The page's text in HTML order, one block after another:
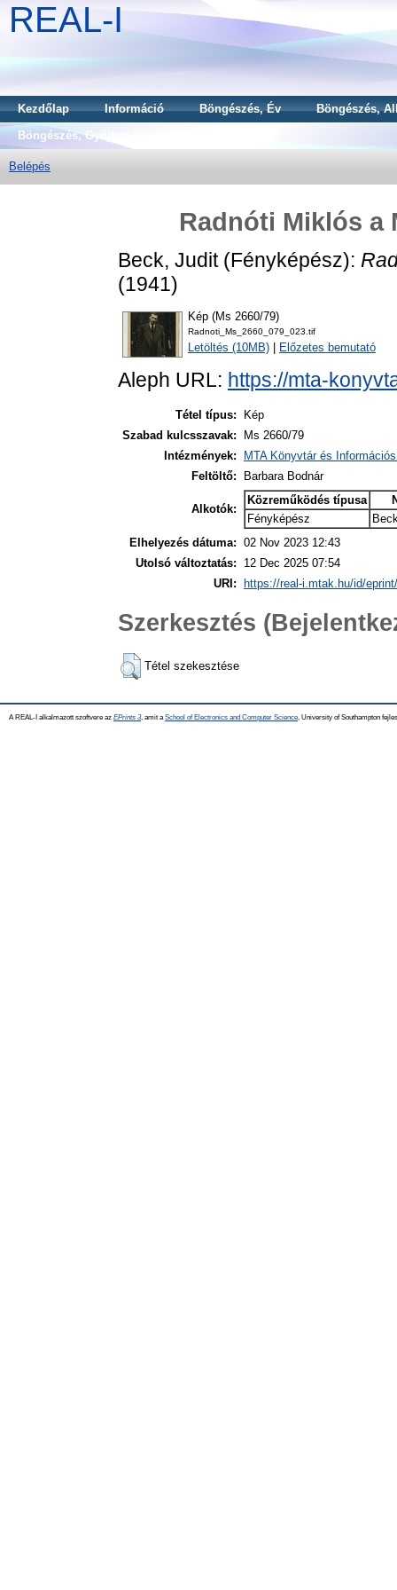
REAL-I
Kezdőlap Információ Böngészés, Év
Böngészés,
Böngészés, Gyűjtemény
Belépés
Radnóti Miklós a
Beck, Judit(Fényképész):
(1941)
Kép (Ms 2660/79)
Radnoti_Ms_2660_079_023.tif
Letöltés (10MB) Előzetes bemutató
Aleph URL: https://mta-
Tétel típus:
Kép
Szabad kulcsszavak:
Ms 2660/79
Intézmények:
MTA Könyvtár és
Feltöltő:
Barbara Bodnár
Alkotók:
Közreműködés típusa
Fényképész
Elhelyezés dátuma: 02 Nov 2023 12:43
Utolsó változtatás:
12 Dec 2025 07:54
URI:
https://real-i.mtak.hu/id/
Szerkesztés
Tétel szekesztése
A REAL-I alkalmazott szoftvere az EPrints 3, amit a School of Electronics and Computer Science , University of Southampton